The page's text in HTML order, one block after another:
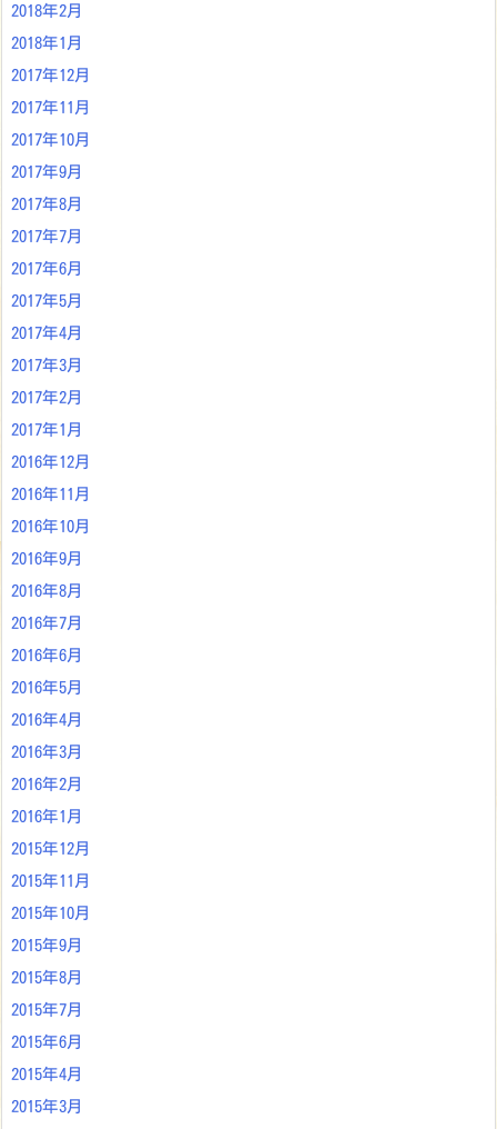
2018年2月
2018年1月
2017年12月
2017年11月
2017年10月
2017年9月
2017年8月
2017年7月
2017年6月
2017年5月
2017年4月
2017年3月
2017年2月
2017年1月
2016年12月
2016年11月
2016年10月
2016年9月
2016年8月
2016年7月
2016年6月
2016年5月
2016年4月
2016年3月
2016年2月
2016年1月
2015年12月
2015年11月
2015年10月
2015年9月
2015年8月
2015年7月
2015年6月
2015年4月
2015年3月